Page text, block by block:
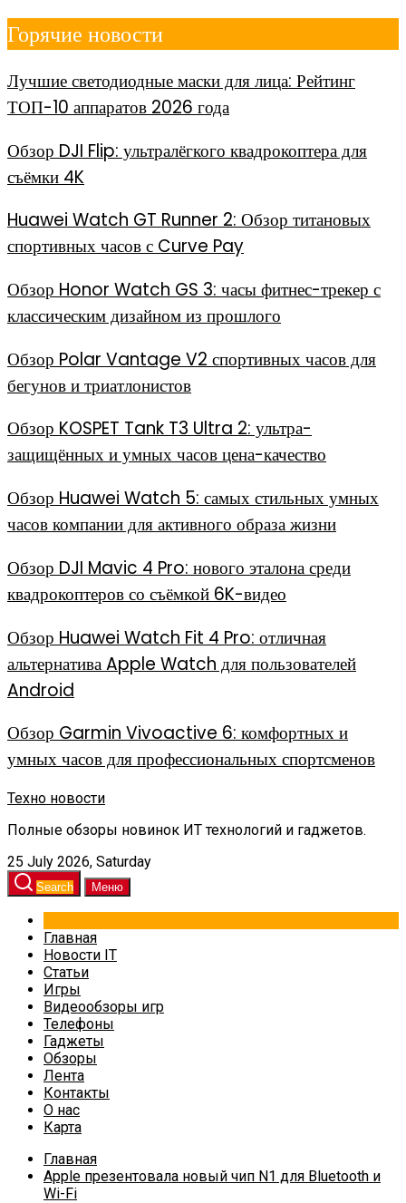
Перейти
к
Горячие новости
Лучшие светодиодные маски для лица: Рейтинг
ТОП-10 аппаратов 2026 года
Обзор DJI Flip: ультралёгкого квадрокоптера для
съёмки 4K
Huawei Watch GT Runner 2: Обзор титановых
спортивных часов с Curve Pay
Обзор Honor Watch GS 3: часы фитнес-трекер с
классическим дизайном из прошлого
Обзор Polar Vantage V2 спортивных часов для
бегунов и триатлонистов
Обзор KOSPET Tank T3 Ultra 2: ультра-
защищённых и умных часов цена-качество
Обзор Huawei Watch 5: самых стильных умных
часов компании для активного образа жизни
Обзор DJI Mavic 4 Pro: нового эталона среди
квадрокоптеров со съёмкой 6K-видео
Обзор Huawei Watch Fit 4 Pro: отличная
альтернатива Apple Watch для пользователей
Android
Обзор Garmin Vivoactive 6: комфортных и
умных часов для профессиональных спортсменов
Техно новости
Полные обзоры новинок ИТ технологий и гаджетов.
25 July 2026, Saturday
Search Меню
Главная
Новости IT
Статьи
Игры
Видеообзоры игр
Телефоны
Гаджеты
Обзоры
Лента
Контакты
О нас
Карта
Главная
Apple презентовала новый чип N1 для Bluetooth и
Wi-Fi